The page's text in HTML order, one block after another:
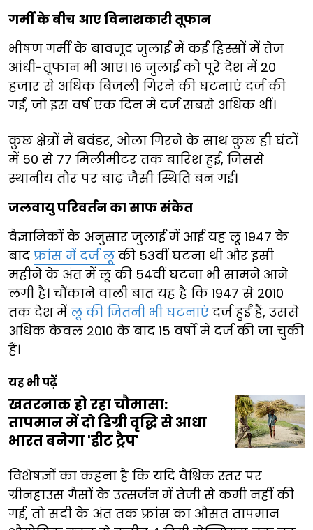
गर्मी के बीच आए विनाशकारी तूफान
भीषण गर्मी के बावजूद जुलाई में कई हिस्सों में तेज
आंधी-तूफान भी आए। 16 जुलाई को पूरे देश में 20
हजार से अधिक बिजली गिरने की घटनाएं दर्ज की
गईं, जो इस वर्ष एक दिन में दर्ज सबसे अधिक थीं।
कुछ क्षेत्रों में बवंडर, ओला गिरने के साथ कुछ ही घंटों
में 50 से 77 मिलीमीटर तक बारिश हुई, जिससे
स्थानीय तौर पर बाढ़ जैसी स्थिति बन गई।
जलवायु परिवर्तन का साफ संकेत
वैज्ञानिकों के अनुसार जुलाई में आई यह लू 1947 के
बाद फ्रांस में दर्ज लू की 53वीं घटना थी और इसी
महीने के अंत में लू की 54वीं घटना भी सामने आने
लगी है। चौंकाने वाली बात यह है कि 1947 से 2010
तक देश में लू की जितनी भी घटनाएं दर्ज हुईं हैं, उससे
अधिक केवल 2010 के बाद 15 वर्षों में दर्ज की जा चुकी
हैं।
यह भी पढ़ें
खतरनाक हो रहा चौमासा:
तापमान में दो डिग्री वृद्धि से आधा
भारत बनेगा 'हीट ट्रैप'
विशेषज्ञों का कहना है कि यदि वैश्विक स्तर पर
ग्रीनहाउस गैसों के उत्सर्जन में तेजी से कमी नहीं की
गई, तो सदी के अंत तक फ्रांस का औसत तापमान